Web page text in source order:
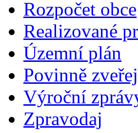
Rozpočet obce
Realizované
Územní plán
Povinně
Výroční
Zpravodaj